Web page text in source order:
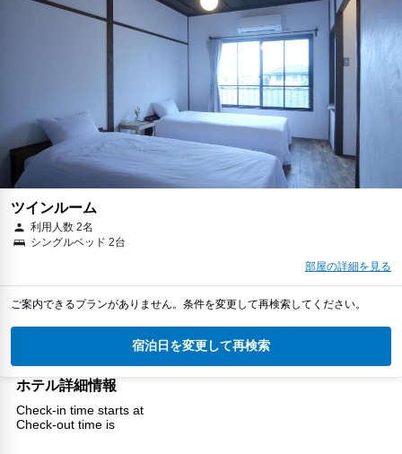
ツインルーム
利用人数 2名
シングルベッド 2台
部屋の詳細を見る
ご案内できるプランがありません。条件を変更して再検索してください。
宿泊日を変更して再検索
ホテル詳細情報
Check-in time starts at
Check-out time is